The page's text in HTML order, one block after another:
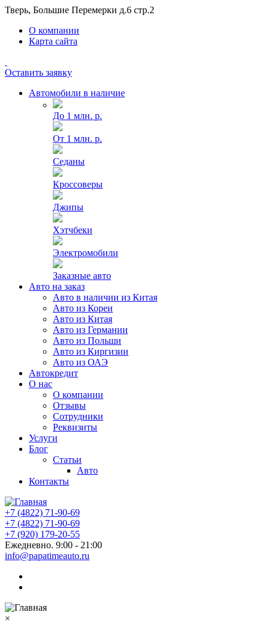
Тверь, Большие Перемерки д.6 стр.2
О компании
Карта сайта
Оставить заявку
Автомобили в наличие
До 1 млн. р.
От 1 млн. р.
Седаны
Кроссоверы
Джипы
Хэтчбеки
Электромобили
Заказные авто
Авто на заказ
Авто в наличии из Китая
Авто из Кореи
Авто из Китая
Авто из Германии
Авто из Польши
Авто из Киргизии
Авто из ОАЭ
Автокредит
О нас
О компании
Отзывы
Сотрудники
Реквизиты
Услуги
Блог
Статьи
Авто
Контакты
+7 (4822) 71-90-69
+7 (4822) 71-90-69
+7 (920) 179-20-55
Ежедневно. 9:00 - 21:00
info@papatimeauto.ru
×